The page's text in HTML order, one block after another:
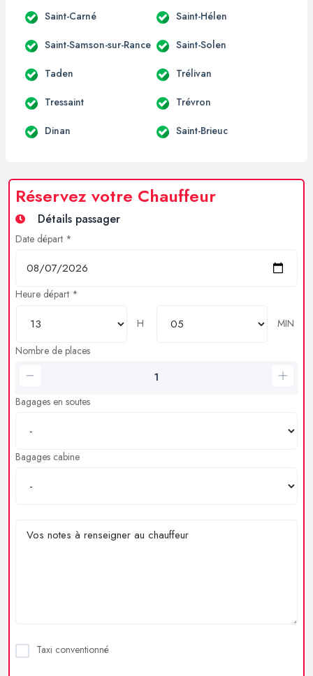
Saint-Carné Saint-Hélen
Saint-Samson-sur-Rance Saint-Solen
Taden Trélivan
Tressaint Trévron
Dinan Saint-Brieuc
Réservez votre Chauffeur
Détails passager
Date départ *
Heure départ *
H
MIN
Nombre de places
Bagages en soutes
Bagages cabine
Taxi conventionné